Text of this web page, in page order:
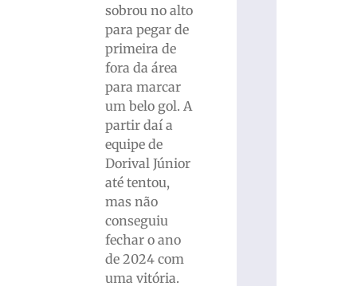
sobrou no alto
para pegar de
primeira de
fora da área
para marcar
um belo gol. A
partir daí a
equipe de
Dorival Júnior
até tentou,
mas não
conseguiu
fechar o ano
de 2024 com
uma vitória.